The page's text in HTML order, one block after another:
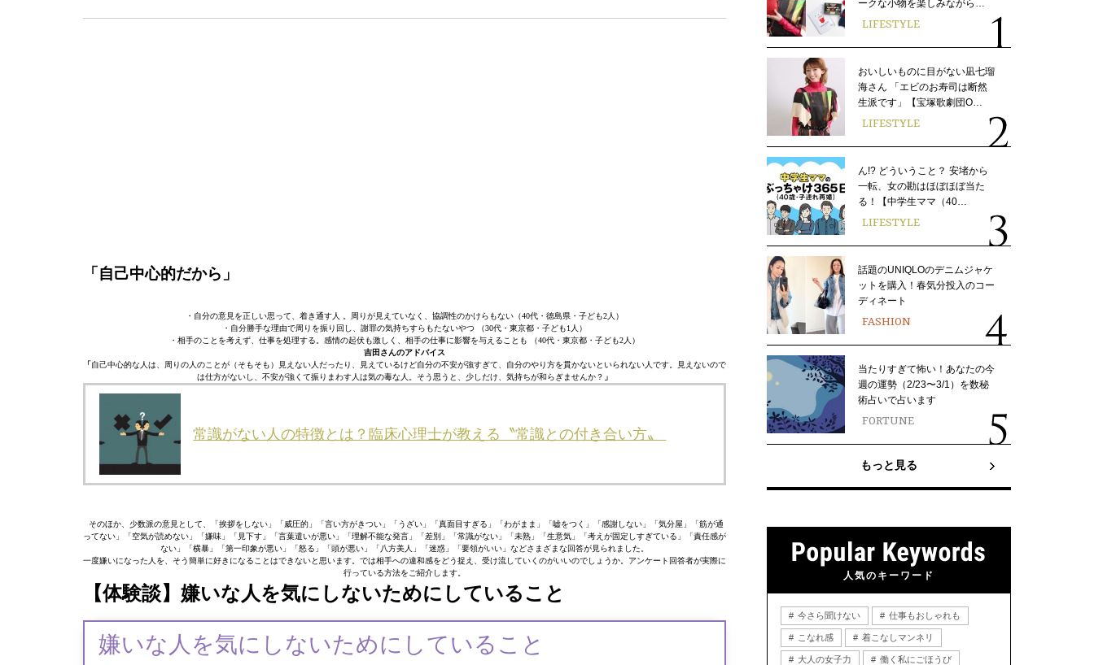
「自己中心的だから」
・自分の意見を正しい思って、着き通す人 。周りが見えていなく、協調性のかけらもない（40代・徳島県・子ども2人）
・自分勝手な理由で周りを振り回し、謝罪の気持ちすらもたないやつ （30代・東京都・子ども1人）
・相手のことを考えず、仕事を処理する。感情の起伏も激しく、相手の仕事に影響を与えることも （40代・東京都・子ども2人）
吉田さんのアドバイス
「自己中心的な人は、周りの人のことが（そもそも）見えない人だったり、見えているけど自分の不安が強すぎて、自分のやり方を貫かないといられない人です。見えないので
は仕方がないし、不安が強くて振りまわす人は気の毒な人。そう思うと、少しだけ、気持ちが和らぎませんか？ 」
常識がない人の特徴とは？臨床心理士が教える〝常識との付き合い方〟
そのほか、少数派の意見として、「挨拶をしない」「威圧的」「言い方がきつい」「うざい」「真面目すぎる」「わがまま」「嘘をつく」「感謝しない」「気分屋」「筋が通
ってない」「空気が読めない」「嫌味」「見下す」「言葉遣いが悪い」「理解不能な発言」「差別」「常識がない」「未熟」「生意気」「考えが固定しすぎている」「責任感が
ない」「横暴」「第一印象が悪い」「怒る」「頭が悪い」「八方美人」「迷惑」「要領がいい」などさまざまな回答が見られました。
一度嫌いになった人を、そう簡単に好きになることはできないと思います。では相手への違和感をどう捉え、受け流していくのがいいのでしょうか。アンケート回答者が実際に
行っている方法をご紹介します。
【体験談】嫌いな人を気にしないためにしていること
嫌いな人を気にしないためにしていること
ークな小物を楽しみながら…
LIFESTYLE
おいしいものに目がない凪七瑠
海さん 「エビのお寿司は断然
生派です」【宝塚歌劇団O…
LIFESTYLE
ん!? どういうこと？ 安堵から
一転、女の勘はほぼほぼ当た
る！【中学生ママ（40…
LIFESTYLE
話題のUNIQLOのデニムジャケ
ットを購入！春気分投入のコー
ディネート
FASHION
当たりすぎて怖い！あなたの今
週の運勢（2/23〜3/1）を数秘
術占いで占います
FORTUNE
もっと見る
人気のキーワード
今さら聞けない 仕事もおしゃれも
こなれ感 着こなしマンネリ
大人の女子力 働く私にごほうび